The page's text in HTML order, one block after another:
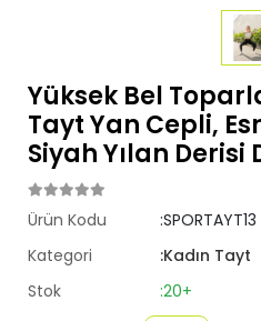
Yüksek Bel
Tayt Yan Cepli,
Siyah Yılan Derisi
Ürün Kodu
:SPORTAYT13
Kategori
:Kadın Tayt
Stok
:20+